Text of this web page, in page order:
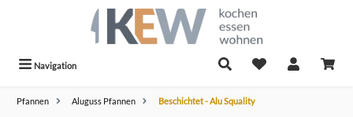
Navigation
Pfannen Aluguss Pfannen Beschichtet - Alu Squality